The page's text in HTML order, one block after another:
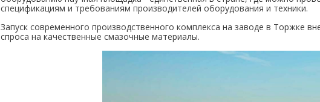
спецификациям и требованиям производителей оборудования и техники.
Запуск современного производственного комплекса на заводе в Торжке
спроса на качественные смазочные материалы.